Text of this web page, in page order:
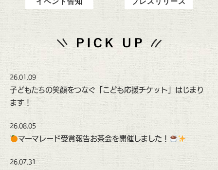
26.01.09
子どもたちの笑顔をつなぐ「こども応援チケット」はじまり
ます！
26.08.05
マーマレード受賞報告お茶会を開催しました！
26.07.31